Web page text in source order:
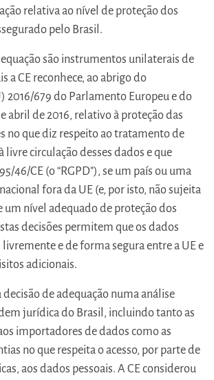
relativa ao nível de proteção dos
pelo Brasil.
são instrumentos unilaterais de
a CE reconhece, ao abrigo do
2016/679 do Parlamento Europeu e do
abril de 2016, relativo à proteção das
no que diz respeito ao tratamento de
livre circulação desses dados e que
46/CE (o “RGPD"), se um país ou uma
fora da UE (e, por isto, não sujeita
um nível adequado de proteção dos
decisões permitem que os dados
e de forma segura entre a UE e
adicionais.
decisão de adequação numa análise
jurídica do Brasil, incluindo tanto as
importadores de dados como as
no que respeita o acesso, por parte de
aos dados pessoais. A CE considerou